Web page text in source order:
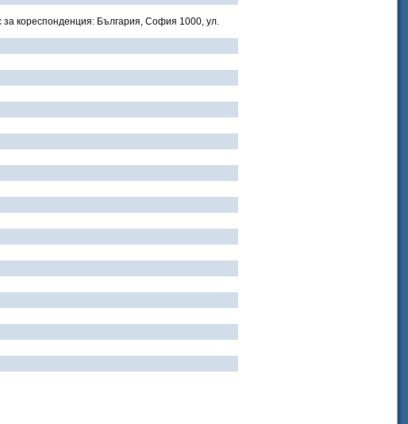
кореспонденция: България, София 1000, ул.